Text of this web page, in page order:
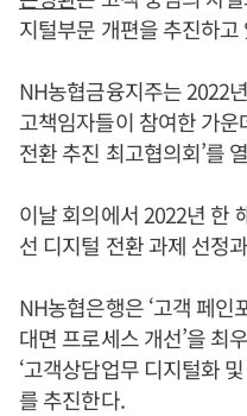
지털부문 개편을 추진하고
NH농협금융지주는 2022
고책임자들이 참여한 가운
전환 추진 최고협의회’를
이날 회의에서 2022년 한
선 디지털 전환 과제 선정
NH농협은행은 ‘고객 페
대면 프로세스 개선’을 최
‘고객상담업무 디지털화
를 추진한다.